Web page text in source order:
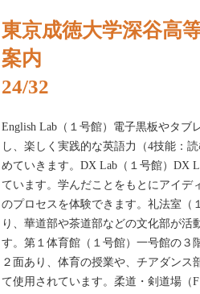
東京成徳大学深谷高
案内
24/32
English Lab（１号館）電子黒板やタブ
し、楽しく実践的な英語力（4技能：
めていきます。DX Lab（１号館）DX
ています。学んだことをもとにアイデ
のプロセスを体験できます。礼法室（
り、華道部や茶道部などの文化部が活
す。第１体育館（１号館）一号館の３
２面あり、体育の授業や、チアダンス
て使用されています。柔道・剣道場（